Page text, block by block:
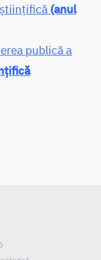
(anul
publică a